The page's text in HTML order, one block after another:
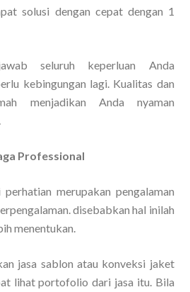
solusi dengan cepat dengan 1
seluruh keperluan Anda
kebingungan lagi. Kualitas dan
menjadikan Anda nyaman
Professional
merupakan pengalaman
disebabkan hal inilah
menentukan.
jasa sablon atau konveksi jaket
lihat portofolio dari jasa itu. Bila